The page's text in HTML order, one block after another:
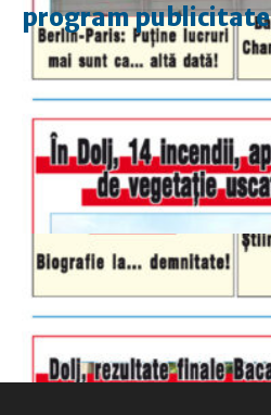
program publicitate
luni-vineri
duminică